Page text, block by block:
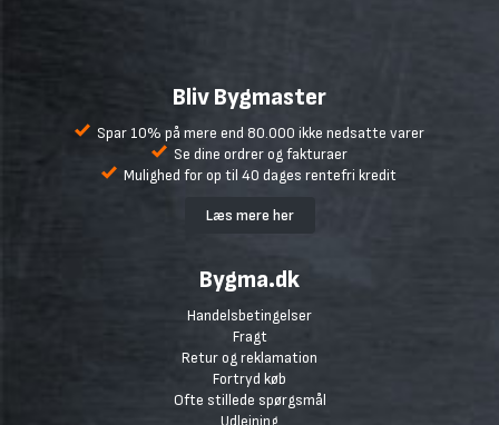
Bliv Bygmaster
Spar 10% på mere end 80.000 ikke nedsatte varer
Se dine ordrer og fakturaer
Mulighed for op til 40 dages rentefri kredit
Læs mere her
Bygma.dk
Handelsbetingelser
Fragt
Retur og reklamation
Fortryd køb
Ofte stillede spørgsmål
Udlejning